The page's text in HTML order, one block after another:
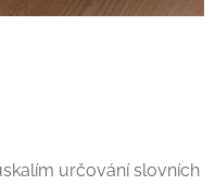
určování slovních